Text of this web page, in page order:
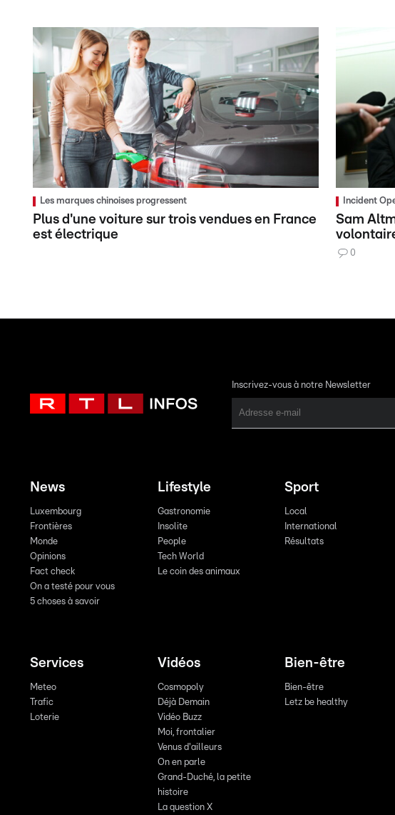
Les marques chinoises progressent
Plus d'une voiture sur trois vendues en France
est électrique
Incident
Sam
0
Inscrivez-vous à notre Newsletter
News
Luxembourg
Frontières
Monde
Opinions
Fact check
On a testé pour vous
5 choses à savoir
Lifestyle
Gastronomie
Insolite
People
Tech World
Le coin des animaux
Sport
Local
International
Résultats
Services
Meteo
Trafic
Loterie
Vidéos
Cosmopoly
Déjà Demain
Vidéo Buzz
Moi, frontalier
Venus d'ailleurs
On en parle
Grand-Duché, la petite
histoire
La question X
Bien-être
Bien-être
Letz be healthy